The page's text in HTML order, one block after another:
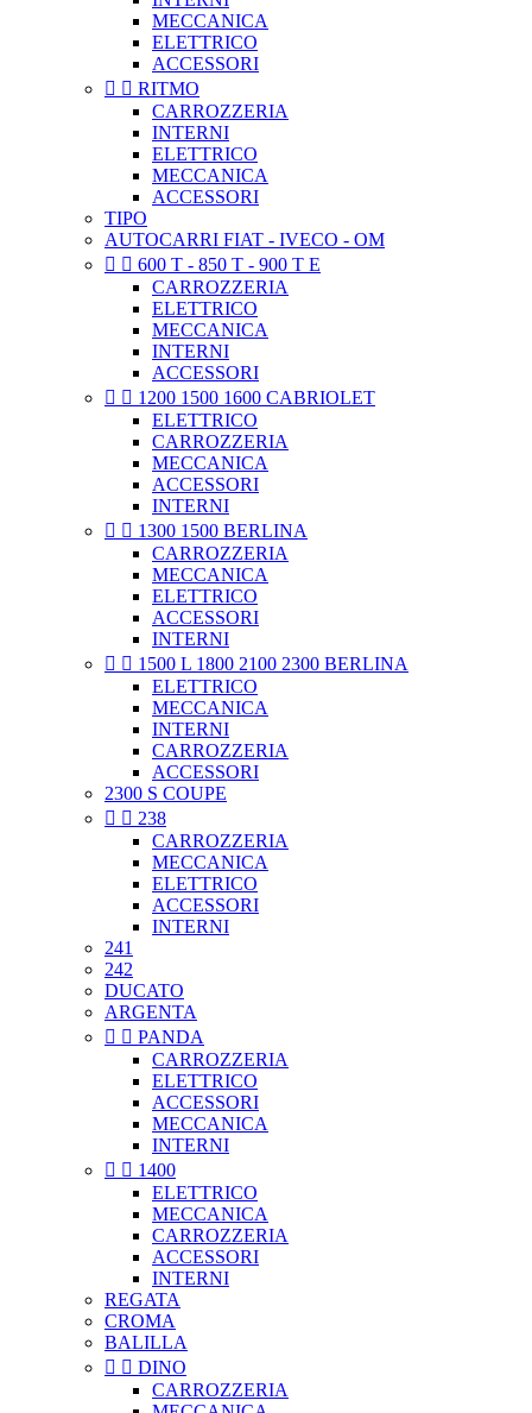
MECCANICA
ELETTRICO
ACCESSORI
  RITMO
CARROZZERIA
INTERNI
ELETTRICO
MECCANICA
ACCESSORI
TIPO
AUTOCARRI FIAT - IVECO - OM
  600 T - 850 T - 900 T E
CARROZZERIA
ELETTRICO
MECCANICA
INTERNI
ACCESSORI
  1200 1500 1600 CABRIOLET
ELETTRICO
CARROZZERIA
MECCANICA
ACCESSORI
INTERNI
  1300 1500 BERLINA
CARROZZERIA
MECCANICA
ELETTRICO
ACCESSORI
INTERNI
  1500 L 1800 2100 2300 BERLINA
ELETTRICO
MECCANICA
INTERNI
CARROZZERIA
ACCESSORI
2300 S COUPE
  238
CARROZZERIA
MECCANICA
ELETTRICO
ACCESSORI
INTERNI
241
242
DUCATO
ARGENTA
  PANDA
CARROZZERIA
ELETTRICO
ACCESSORI
MECCANICA
INTERNI
  1400
ELETTRICO
MECCANICA
CARROZZERIA
ACCESSORI
INTERNI
REGATA
CROMA
BALILLA
  DINO
CARROZZERIA